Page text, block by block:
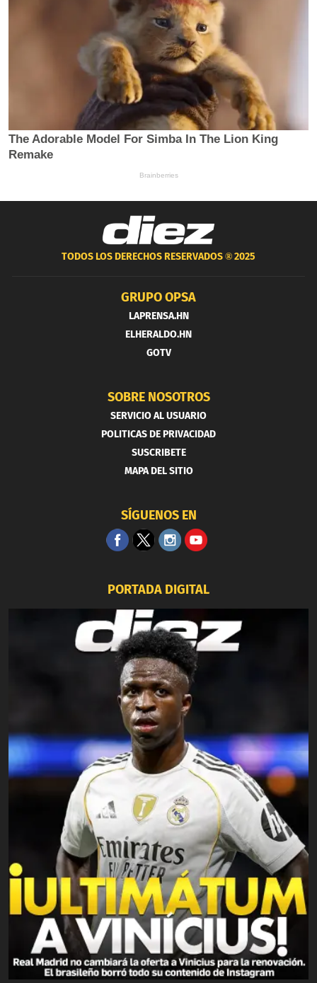
TODOS LOS DERECHOS RESERVADOS ®2025
GRUPO OPSA
LAPRENSA.HN
ELHERALDO.HN
GOTV
SOBRE NOSOTROS
SERVICIO AL USUARIO
POLITICAS DE PRIVACIDAD
SUSCRIBETE
MAPA DEL SITIO
SÍGUENOS EN
PORTADA DIGITAL